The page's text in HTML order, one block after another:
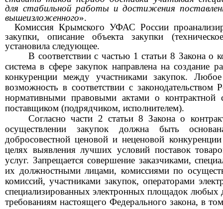
для стабильной работы и достижения
вышеизложенного».
Комиссия Крымского УФАС России
закупки, описание объекта закупки
установила следующее.
В соответствии с частью 1 статьи 8 Закона о
система в сфере закупок направлена на создание
конкуренции между участниками закупок. Любое
возможность в соответствии с
нормативными правовыми актами о контрактной
поставщиком (подрядчиком, исполнителем).
Согласно части 2 статьи8 Закона о
осуществлении закупок должна быть
добросовестной ценовой и неценовой
целях выявления лучших условий поставок
услуг. Запрещается совершение заказчиками,
их должностными лицами, комиссиями по
комиссий, участниками закупок, операторами
специализированных электронных площадок любых
требованиям настоящего Федерального закона, в